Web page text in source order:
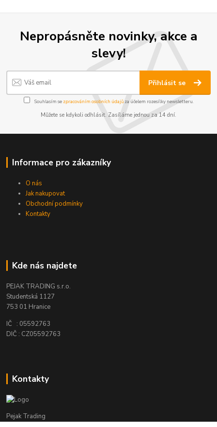
Nepropásněte novinky, akce a
slevy!
Přihlásit se
Souhlasím se zpracováním osobních údajůza účelem rozesílky newsletteru.
Můžete se kdykoli odhlásit. Zasíláme jednou za 14 dní.
Informace pro zákazníky
O nás
Jak nakupovat
Obchodní podmínky
Kontakty
Kde nás najdete
PEJAK TRADING s.r.o.
Studentská 1127
753 01 Hranice
IČ : 05592763
DIČ : CZ05592763
Kontakty
Pejak Trading